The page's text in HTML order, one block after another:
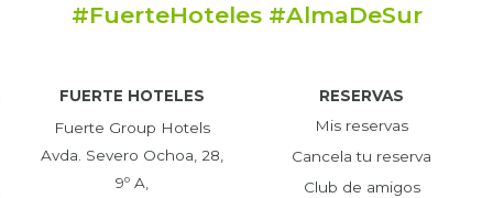
#FuerteHoteles #AlmaDeSur
FUERTE HOTELES
Fuerte Group Hotels
Avda. Severo Ochoa, 28,
9º A,
RESERVAS
Mis reservas
Cancela tu reserva
Club de amigos